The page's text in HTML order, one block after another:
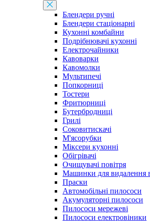
Блендери ручні
Блендери стаціонарні
Кухонні комбайни
Подрібнювачі кухонні
Електрочайники
Кавоварки
Кавомолки
Мультипечі
Попкорниці
Тостери
Фритюрниці
Бутербродниці
Грилі
Соковитискачі
М'ясорубки
Міксери кухонні
Обігрівачі
Очищувачі повітря
Машинки для видалення
Праски
Автомобільні пилососи
Акумуляторні пилососи
Пилососи мережеві
Пилососи електровіники